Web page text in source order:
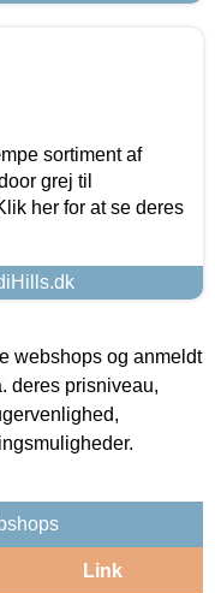
sortiment af
grej til
her for at se deres
webshops og anmeldt
deres prisniveau,
Link